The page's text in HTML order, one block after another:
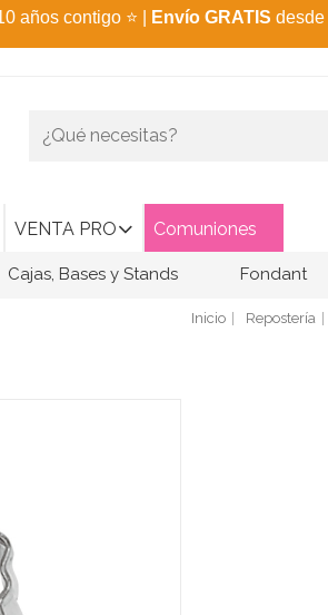
años contigo ⭐ Envío GRATIS desde
VENTA PRO Comuniones
Cajas, Bases y Stands Fondant
Inicio Repostería